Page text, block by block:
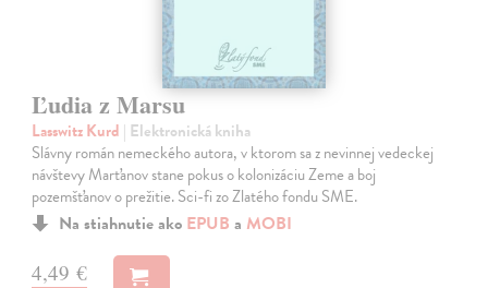
Ľudia z Marsu
Lasswitz Kurd | Elektronická kniha
Slávny román nemeckého autora, v ktorom sa z nevinnej vedeckej
návštevy Marťanov stane pokus o kolonizáciu Zeme a boj
pozemšťanov o prežitie. Sci-fi zo Zlatého fondu SME.
Na stiahnutie ako EPUB a MOBI
4,49 €